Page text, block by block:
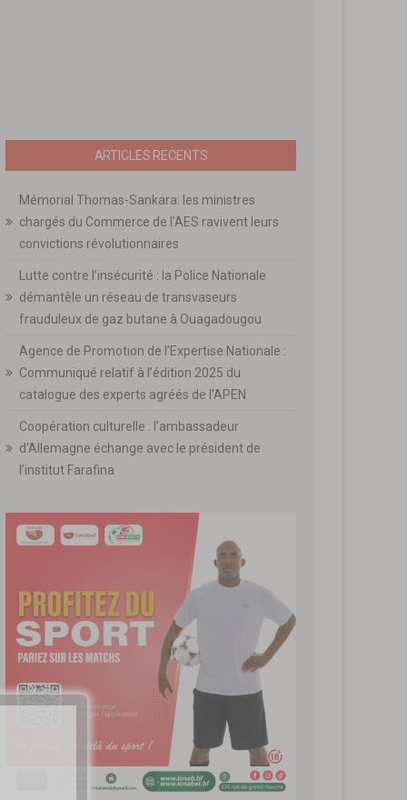
ARTICLES RECENTS
Mémorial Thomas-Sankara: les ministres
chargés du Commerce de l’AES ravivent leurs
convictions révolutionnaires
Lutte contre l’insécurité : la Police Nationale
démantèle un réseau de transvaseurs
frauduleux de gaz butane à Ouagadougou
Agence de Promotion de l’Expertise Nationale :
Communiqué relatif à l’édition 2025 du
catalogue des experts agréés de l’APEN
Coopération culturelle : l’ambassadeur
d’Allemagne échange avec le président de
l’institut Farafina